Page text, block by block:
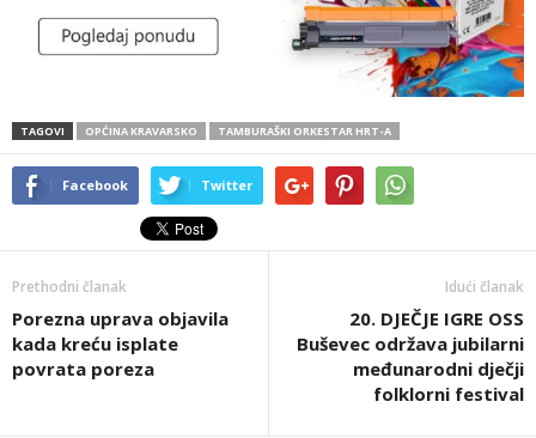
TAGOVI OPĆINA KRAVARSKO TAMBURAŠKI ORKESTAR HRT-A
Facebook Twitter
Prethodni članak
Porezna uprava objavila
kada kreću isplate
povrata poreza
Idući članak
20. DJEČJE IGRE OSS
Buševec održava jubilarni
međunarodni dječji
folklorni festival